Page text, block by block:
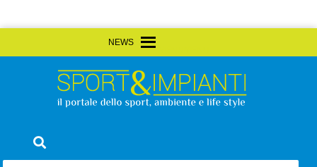
to
Sport&Impianti